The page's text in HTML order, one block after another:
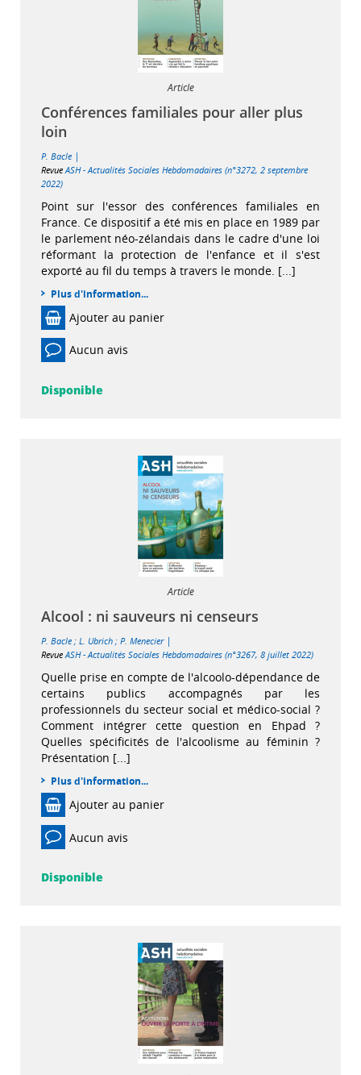
Article
Conférences familiales pour aller plus
loin
P. Bacle |
Revue ASH - Actualités Sociales Hebdomadaires (n°3272, 2 septembre
2022)
Point sur l'essor des conférences familiales en
France. Ce dispositif a été mis en place en 1989 par
le parlement néo-zélandais dans le cadre d'une loi
réformant la protection de l'enfance et il s'est
exporté au fil du temps à travers le monde. [...]
Plus d'information...
Ajouter au panier
Aucun avis
Disponible
Article
Alcool : ni sauveurs ni censeurs
P. Bacle ; L. Ubrich ; P. Menecier |
Revue ASH - Actualités Sociales Hebdomadaires (n°3267, 8 juillet 2022)
Quelle prise en compte de l'alcoolo-dépendance de
certains publics accompagnés par les
professionnels du secteur social et médico-social ?
Comment intégrer cette question en Ehpad ?
Quelles spécificités de l'alcoolisme au féminin ?
Présentation [...]
Plus d'information...
Ajouter au panier
Aucun avis
Disponible